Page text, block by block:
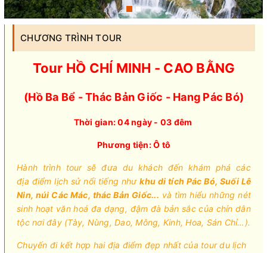
CHƯƠNG TRÌNH TOUR
Tour HỒ CHÍ MINH - CAO BẰNG
(Hồ Ba Bể - Thác Bản Giốc - Hang Pác Bó)
Thời gian: 04 ngày - 03 đêm
Phương tiện: Ô tô
Hành trình tour sẽ đưa du khách đến khám phá các
địa điểm lịch sử nổi tiếng nhưkhu di tích Pác Bó, Suối Lê
Nin, núi Các Mác, thác Bản Giốc... và tìm hiểu những nét
sinh hoạt văn hoá đa dạng, đậm đà bản sắc của chín dân
tộc nơi đây (Tày, Nùng, Dao, Mông, Kinh, Hoa, Sán Chỉ…).
Chuyến đi kết hợp hai địa điểm đẹp nhất của tour du lịch